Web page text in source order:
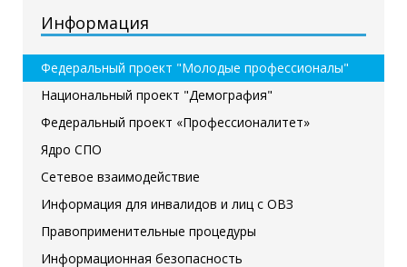
Информация
Федеральный проект "Молодые профессионалы"
Национальный проект "Демография"
Федеральный проект «Профессионалитет»
Ядро СПО
Сетевое взаимодействие
Информация для инвалидов и лиц с ОВЗ
Правоприменительные процедуры
Информационная безопасность